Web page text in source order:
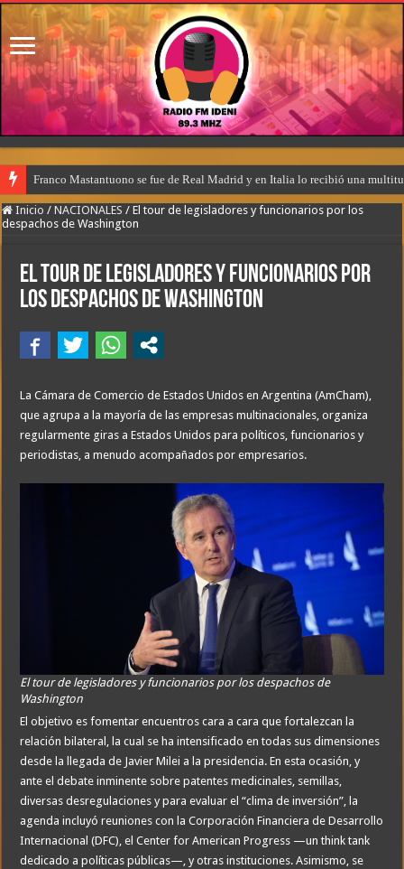
Franco Mastantuono se fue de Real Madrid y en Italia lo recibió una
Inicio / NACIONALES / El tour de legisladores y funcionarios por los
despachos de Washington
El tour de legisladores y funcionarios por
los despachos de Washington
La Cámara de Comercio de Estados Unidos en Argentina (AmCham),
que agrupa a la mayoría de las empresas multinacionales, organiza
regularmente giras a Estados Unidos para políticos, funcionarios y
periodistas, a menudo acompañados por empresarios.
El tour de legisladores y funcionarios por los despachos de
Washington
El objetivo es fomentar encuentros cara a cara que fortalezcan la
relación bilateral, la cual se ha intensificado en todas sus dimensiones
desde la llegada de Javier Milei a la presidencia. En esta ocasión, y
ante el debate inminente sobre patentes medicinales, semillas,
diversas desregulaciones y para evaluar el “clima de inversión”, la
agenda incluyó reuniones con la Corporación Financiera de Desarrollo
Internacional (DFC), el Center for American Progress —un think tank
dedicado a políticas públicas—, y otras instituciones. Asimismo, se